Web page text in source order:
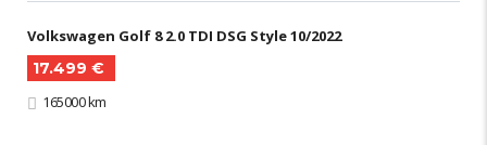
Volkswagen Golf 8 2.0 TDI DSG Style 10/2022
17.499 €
165000 km